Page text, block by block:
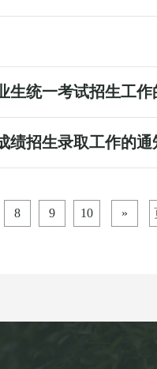
生统一考试招生工作
绩招生录取工作的通
8 9 10 »